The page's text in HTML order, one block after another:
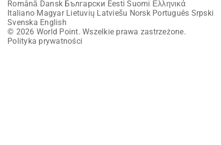
Română Dansk Български Eesti Suomi Ελληνικά
Italiano Magyar Lietuvių Latviešu Norsk Português Srpski
Svenska English
© 2026 World Point. Wszelkie prawa zastrzeżone.
Polityka prywatności